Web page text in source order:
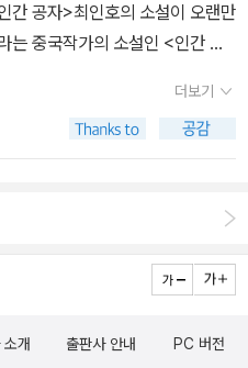
주 약간의 희망을 갖게 되었다.
제로 빵에 보낼 것 같지도 않지
다른 방향으로 보도하는 것이지
다.
다. (171쪽) 그러나 한편으로
다. 뭐랄까 너무 잘 돌아갈 때
고 소박하고 친근하던 분위기
느낌으로 바뀌었다. 저자는 K
연주자들을 만날 수 있던 것을 회
게 된 것은 사실이다. 그리고 그
야흐로 여름 휴가철이 되어가고
나오기 시작하고 있고. 오늘도
오지 못해 어쩔 수 없이 또 구석에
한꾸러미를 어떤 책으로 채울까
명탐정 코난, 원피스, 유리가
이다. 난 왜 갈수록 시간개념이 사
지고 있어,라고 하다보니 어느새
그제 책 한박스를 받았는데 아무
는 중국작가의 소설인 <인간 공
뇨의 <야만스러운 탐정들>과 메
네 세계문학판으로 나왔다. 어릴
국인 이야기1>한겨레 고명
께로 출판되었다. 실물을 아직 보
성찰이 다 녹아있는 듯 하다. <권
주는 역작이라고는 하는데, 되게
더보기
개 출판사 안내 PC 버전